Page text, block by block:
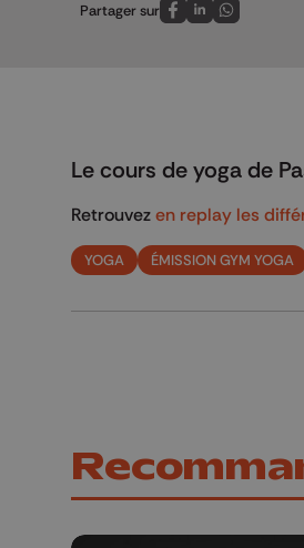
Partager sur
Partagez sur
Partagez sur
Partagez
Le cours de yoga de
Retrouvez en replay les
YOGA ÉMISSION GYM YOGA